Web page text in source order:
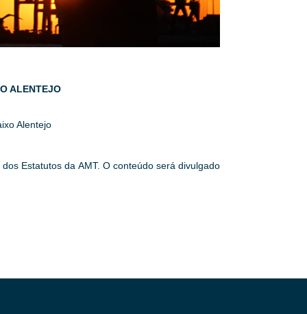
ALENTEJO
Alentejo
Estatutos da AMT. O conteúdo será divulgado